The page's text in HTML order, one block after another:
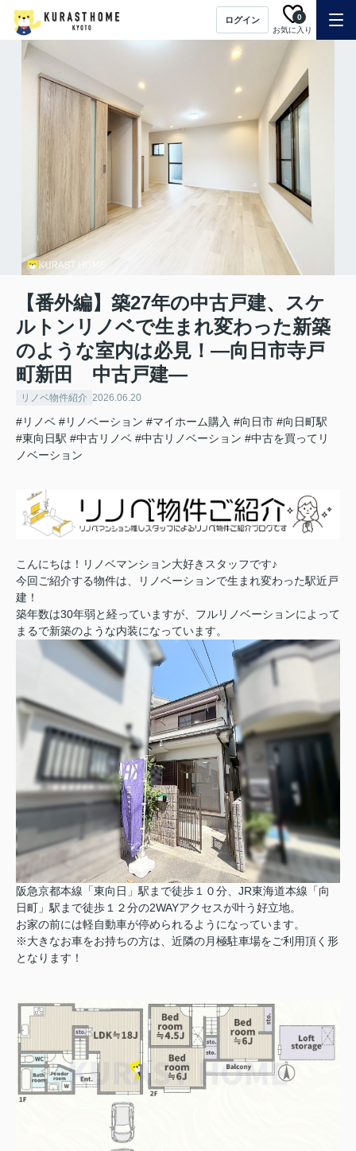
ログイン
お気に入り
0
【番外編】築27年の中古戸建、スケ
ルトンリノベで生まれ変わった新築
のような室内は必見！―向日市寺戸
町新田 中古戸建―
リノベ物件紹介 2026.06.20
#リノベ #リノベーション #マイホーム購入 #向日市 #向日町駅
#東向日駅 #中古リノベ #中古リノベーション #中古を買ってリ
ノベーション
こんにちは！リノベマンション大好きスタッフです♪
今回ご紹介する物件は、リノベーションで生まれ変わった駅近戸
建！
築年数は30年弱と経っていますが、フルリノベーションによって
まるで新築のような内装になっています。
阪急京都本線「東向日」駅まで徒歩１０分、JR東海道本線「向
日町」駅まで徒歩１２分の2WAYアクセスが叶う好立地。
お家の前には軽自動車が停められるようになっています。
※大きなお車をお持ちの方は、近隣の月極駐車場をご利用頂く形
となります！